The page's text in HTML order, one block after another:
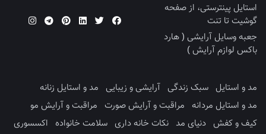
استایل پینترستی، از صفحه
گوشیت تا تنت
جعبه وسایل آرایشی ( هارد
باکس لوازم آرایش )
مد و استایل سبک زندگی آرایشی و زیبایی
مد و استایل زنانه
مد و استایل مردانه
مراقبت و آرایش صورت مراقبت و آرایش مو
کیف و کفش دنیای مد نکات خانه داری سلامت خانواده اکسسوری